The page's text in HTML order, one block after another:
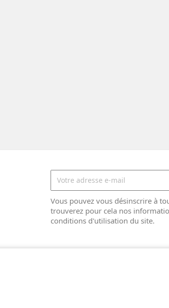
Vous pouvez vous désinscrire à
trouverez pour cela nos
conditions d'utilisation du site.